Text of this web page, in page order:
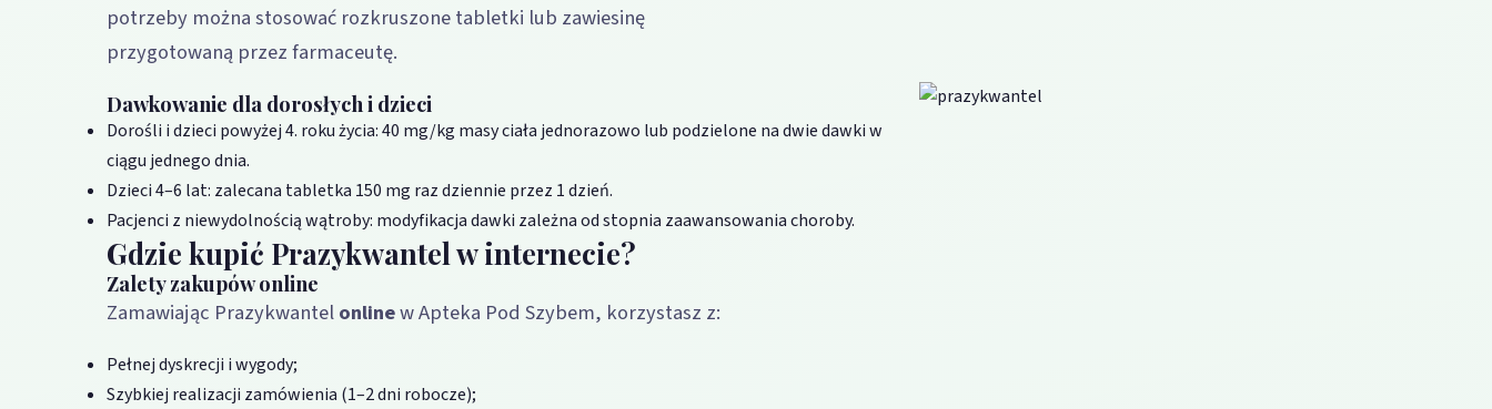
potrzeby można stosować rozkruszone tabletki lub zawiesinę
przygotowaną przez farmaceutę.
Dawkowanie dla dorosłych i dzieci
Dorośli i dzieci powyżej 4. roku życia: 40 mg/kg masy ciała jednorazowo lub podzielone na dwie dawki w
ciągu jednego dnia.
Dzieci 4–6 lat: zalecana tabletka 150 mg raz dziennie przez 1 dzień.
Pacjenci z niewydolnością wątroby: modyfikacja dawki zależna od stopnia zaawansowania choroby.
Gdzie kupić Prazykwantel w internecie?
Zalety zakupów online
Zamawiając Prazykwantelonlinew Apteka Pod Szybem, korzystasz z:
Pełnej dyskrecji i wygody;
Szybkiej realizacji zamówienia (1–2 dni robocze);